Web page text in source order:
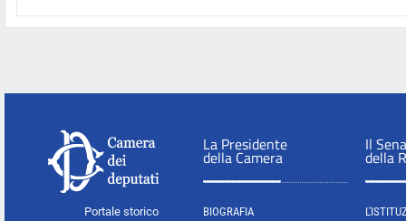
Portale storico
La Presidente
della Camera
BIOGRAFIA
Il
della